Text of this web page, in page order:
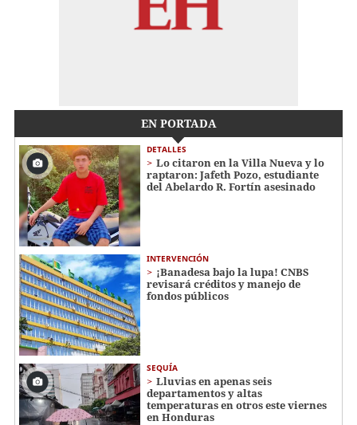
EN PORTADA
DETALLES
Lo citaron en la Villa Nueva y lo
raptaron: Jafeth Pozo, estudiante
del Abelardo R. Fortín asesinado
INTERVENCIÓN
¡Banadesa bajo la lupa! CNBS
revisará créditos y manejo de
fondos públicos
SEQUÍA
Lluvias en apenas seis
departamentos y altas
temperaturas en otros este viernes
en Honduras